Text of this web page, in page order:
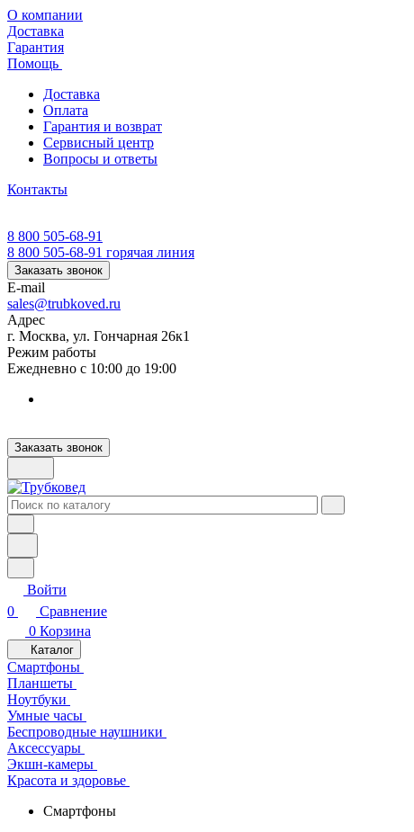
О компании
Доставка
Гарантия
Помощь
Доставка
Оплата
Гарантия и возврат
Сервисный центр
Вопросы и ответы
Контакты
8 800 505-68-91
8 800 505-68-91 горячая линия
Заказать звонок
E-mail
sales@trubkoved.ru
Адрес
г. Москва, ул. Гончарная 26к1
Режим работы
Ежедневно с 10:00 до 19:00
Заказать звонок
Войти
0
Сравнение
0 Корзина
Каталог
Смартфоны
Планшеты
Ноутбуки
Умные часы
Беспроводные наушники
Аксессуары
Экшн-камеры
Красота и здоровье
Смартфоны